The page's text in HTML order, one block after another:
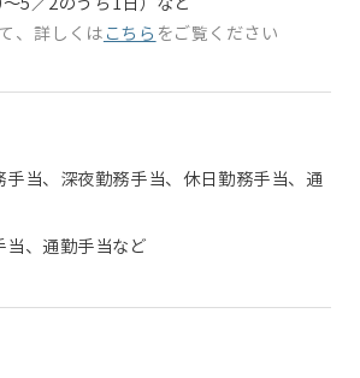
、詳しくは こちら をご覧ください
手当、深夜勤務手当、休日勤務手当、通
、通勤手当など